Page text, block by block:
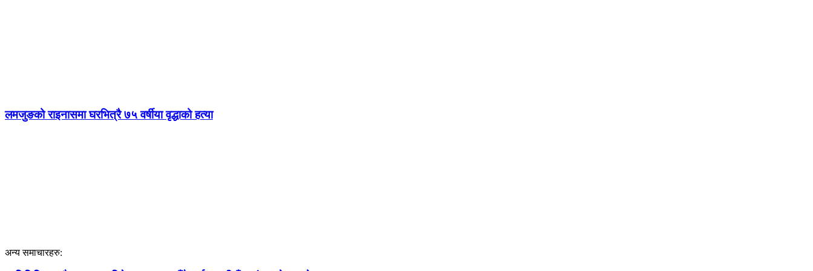
लमजुङको राइनासमा घरभित्रै ७५ वर्षीया वृद्धाको हत्या
अन्य समाचारहरु: